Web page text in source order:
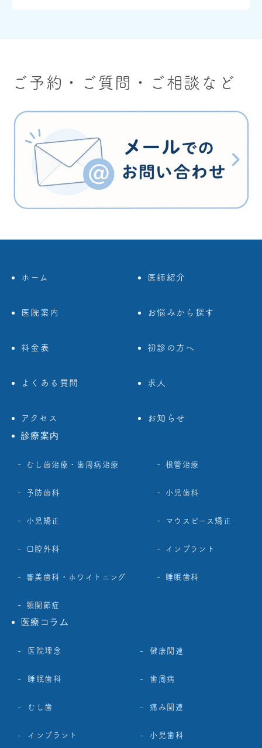
ご予約・ご質問・ご相談など
ホーム 医師紹介
医院案内 お悩みから探す
料金表 初診の方へ
よくある質問 求人
アクセス お知らせ
診療案内
むし歯治療・歯周病治療 根管治療
予防歯科 小児歯科
小児矯正 マウスピース矯正
口腔外科 インプラント
審美歯科・ホワイトニング 睡眠歯科
顎関節症
医療コラム
医院理念 健康関連
睡眠歯科 歯周病
むし歯 痛み関連
インプラント 小児歯科